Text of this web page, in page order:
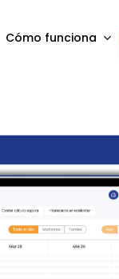
Cómo funciona